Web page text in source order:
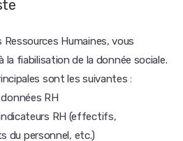
Humaines, vous
fiabilisation de la donnée sociale.
sont les suivantes :
RH
RH (effectifs,
du personnel, etc.)